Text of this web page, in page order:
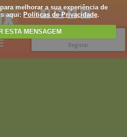
melhorar a sua experiência de
aqui: Políticas de Privacidade.
ESTA MENSAGEM
Registar